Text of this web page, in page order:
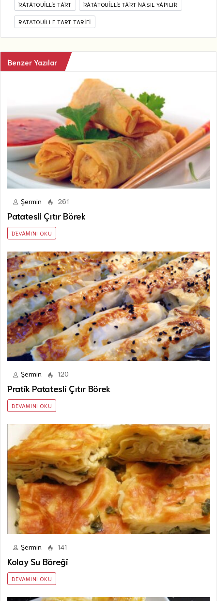
RATATOUILLE TART RATATOUILLE TART NASIL YAPILIR
RATATOUILLE TART TARIFI
Benzer Yazılar
Şermin 261
Patatesli Çıtır Börek
DEVAMINI OKU
Şermin 120
Pratik Patatesli Çıtır Börek
DEVAMINI OKU
Şermin 141
Kolay Su Böreği
DEVAMINI OKU